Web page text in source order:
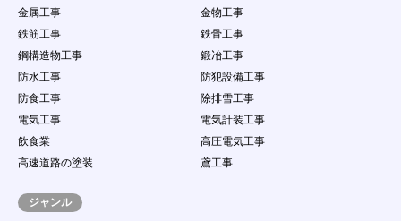
担をかける行為（不正な連続アクセス、ウィ
ルス、ワーム、その他の有害プログラムをサ
ーバーに送信し、または第三者に送信する行
為など）
（１４）
他の会員又は第三者の財産権、プライバシー
権、人格権等を侵害する行為、またはそのお
（１５）
実際に依頼する意思がないのに、企業に対し
（１６）虚偽の情報をサイトに登録、提供し、求人に
（１７）著作権、商標権、プライバシー権、氏名権、
肖像権等の他人の権利を侵害する、またはそ
金属工事
金物工事
鉄筋工事
鉄骨工事
鋼構造物工事
鍛冶工事
防水工事
防犯設備工事
防食工事
除排雪工事
電気工事
電気計装工事
飲食業
高圧電気工事
高速道路の塗装
鳶工事
ジャンル